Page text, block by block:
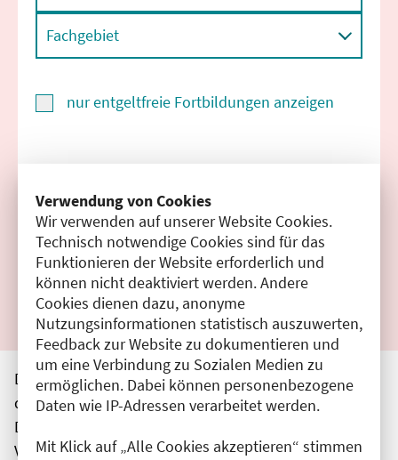
Verwendung von Cookies
Wir verwenden auf unserer Website Cookies.
Technisch notwendige Cookies sind für das
Funktionieren der Website erforderlich und
können nicht deaktiviert werden. Andere
Cookies dienen dazu, anonyme
Nutzungsinformationen statistisch auszuwerten,
Feedback zur Website zu dokumentieren und
um eine Verbindung zu Sozialen Medien zu
ermöglichen. Dabei können personenbezogene
Daten wie IP-Adressen verarbeitet werden.
Mit Klick auf „Alle Cookies akzeptieren“ stimmen
Fachgebiet
nur entgeltfreie Fortbildungen anzeigen
Filter zurücksetzen
Ergebnisse drucken
Die hier aufgeführten Veranstaltungen entsprechen
den unmittelbar vom Veranstalter getätigten Angaben.
Die Ärztekammer Berlin übernimmt keine
Verantwortung für den Inhalt, die Haftung obliegt dem